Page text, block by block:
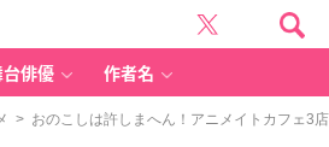
台俳優 作者名
> おのこしは許しまへん！アニメイトカフェ3